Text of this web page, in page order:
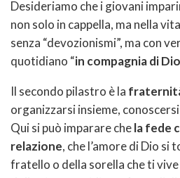
Desideriamo che i giovani
non solo in cappella, ma nella
senza “devozionismi”, ma con
quotidiano “in compagnia di Dio
Il secondo pilastro è la
organizzarsi insieme,
Qui si può imparare chela fede
relazione, che l’amore di Dio si
fratello o della sorella che ti vive